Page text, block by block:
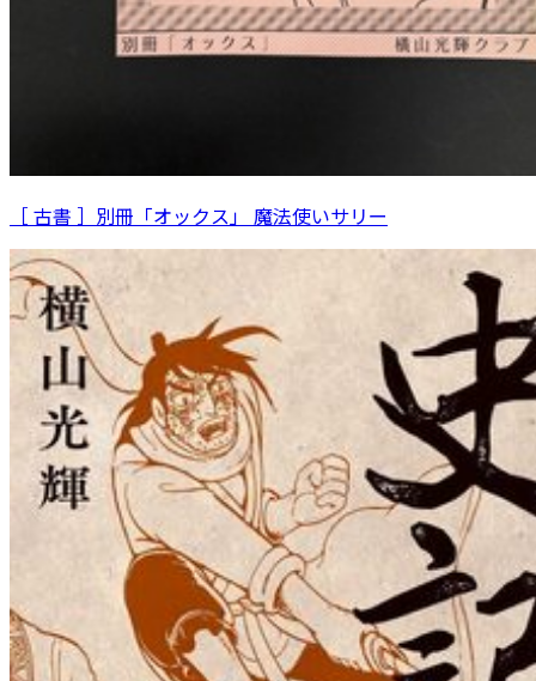
［ 古書 ］別冊「オックス」 魔法使いサリー